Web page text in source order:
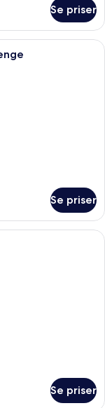
Se priser
2 enkeltsenge - 2
Se priser
køjeseng, en
Se priser